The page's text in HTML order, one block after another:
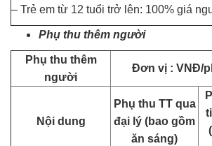
– Trẻ em từ 12 tuổi trở lên: 100% giá
Phụ thu thêm người
Phụ thu thêm
người
Đơn vị : VNĐ/
Nội dung
Phụ thu TT qua
đại lý (bao gồm
ăn sáng)